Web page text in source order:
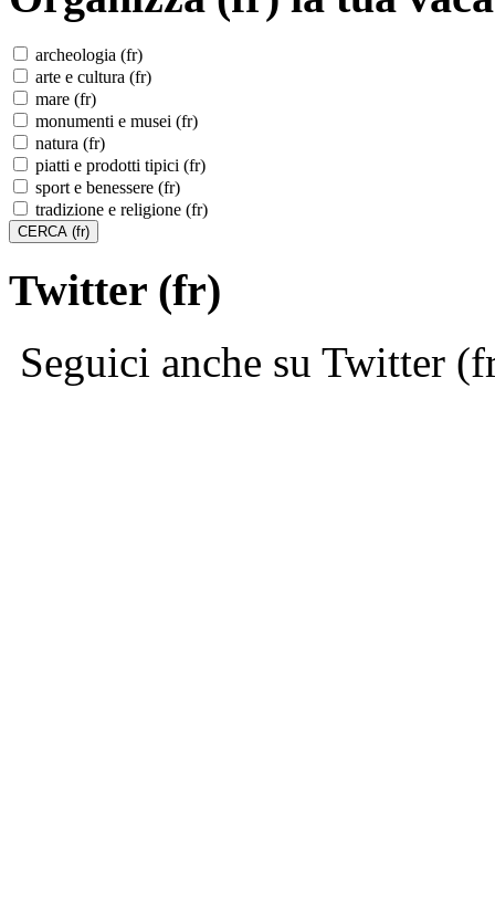
archeologia (fr)
arte e cultura (fr)
mare (fr)
monumenti e musei (fr)
natura (fr)
piatti e prodotti tipici (fr)
sport e benessere (fr)
tradizione e religione (fr)
Twitter (fr)
Seguici anche su Twitter